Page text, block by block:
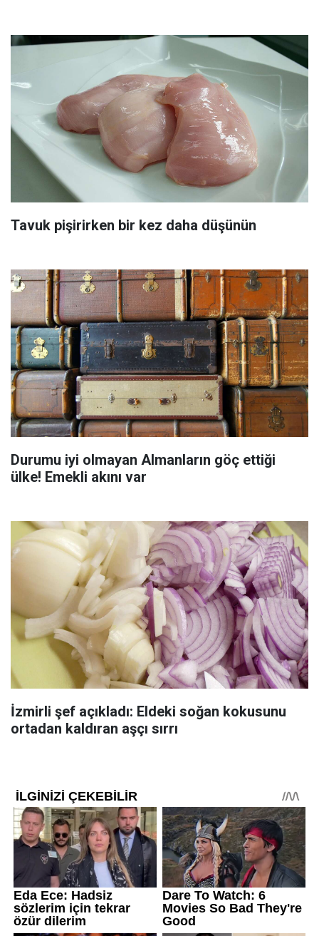
Tavuk pişirirken bir kez daha düşünün
Durumu iyi olmayan Almanların göç ettiği
ülke! Emekli akını var
İzmirli şef açıkladı: Eldeki soğan kokusunu
ortadan kaldıran aşçı sırrı